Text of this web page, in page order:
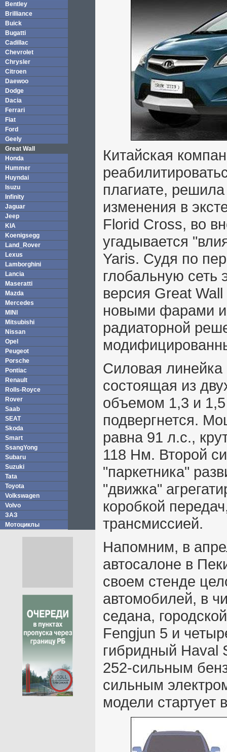
Bentley
Brilliance
Buick
Bugatti
Cadillac
Chevrolet
Chrysler
Citroen
Daewoo
Dodge
Dacia
Ferrari
Fiat
Ford
Geely
Great Wall
Honda
Hummer
Huyndai
Isuzu
Infinity
Jaguar
Jeep
KIA
Koenigsegg
Land_Rover
Lexus
Lamborghini
Lancia
Maseratti
Mazda
Mercedes
MINI
Mitsubishi
Nissan
Opel
Peugeot
Porsche
Pontiac
Renault
Rolls-Royce
Rover
Saab
SEAT
Skoda
Smart
SsangYong
Subaru
Suzuki
Tata
Toyota
Volkswagen
Volvo
ЗАЗ
Мотоциклы
Китайская
плагиате,
изменения в
Florid Cross, во
угадывается
Yaris. Судя по
глобальную сеть
версия Great
новыми фарами и
радиаторной
Силовая
состоящая из
объемом 1,3 и
подвергнется.
равна 91 л.с.,
118 Нм. Второй
"паркетника"
"движка"
коробкой
трансмиссией.
Напомним, в
автосалоне в
своем стенде
автомобилей, в
седана,
Fengjun 5 и
гибридный Haval
252-сильным
сильным
модели стартует